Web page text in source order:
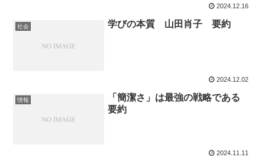
2024.12.16
社会 学びの本質 山田肖子 要約
2024.12.02
情報
「簡潔さ」は最強の戦略である
要約
2024.11.11